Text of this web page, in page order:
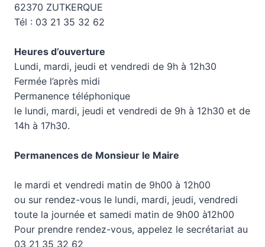
62370 ZUTKERQUE
Tél : 03 21 35 32 62
Heures d’ouverture
Lundi, mardi, jeudi et vendredi de 9h à 12h30
Fermée l’après midi
Permanence téléphonique
le lundi, mardi, jeudi et vendredi de 9h à 12h30 et de
14h à 17h30.
Permanences de Monsieur le Maire
le mardi et vendredi matin de 9h00 à 12h00
ou sur rendez-vous le lundi, mardi, jeudi, vendredi
toute la journée et samedi matin de 9h00 à12h00
Pour prendre rendez-vous, appelez le secrétariat au
03 21 35 32 62